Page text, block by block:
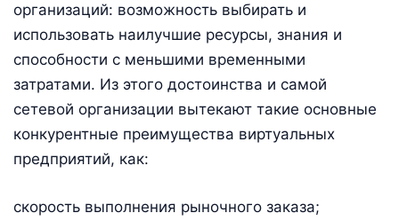
организаций: возможность выбирать и
использовать наилучшие ресурсы, знания и
способности с меньшими временными
затратами. Из этого достоинства и самой
сетевой организации вытекают такие основные
конкурентные преимущества виртуальных
предприятий, как:
скорость выполнения рыночного заказа;